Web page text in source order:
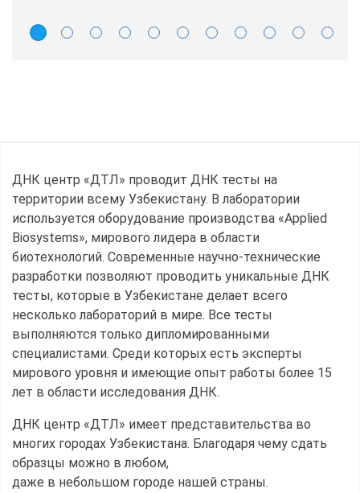
ДНК центр «ДТЛ» проводит ДНК тесты на
территории всему Узбекистану. В лаборатории
используется оборудование производства «Applied
Biosystems», мирового лидера в области
биотехнологий. Современные научно-технические
разработки позволяют проводить уникальные ДНК
тесты, которые в Узбекистане делает всего
несколько лабораторий в мире. Все тесты
выполняются только дипломированными
специалистами. Среди которых есть эксперты
мирового уровня и имеющие опыт работы более 15
лет в области исследования ДНК.
ДНК центр «ДТЛ» имеет представительства во
многих городах Узбекистана. Благодаря чему сдать
образцы можно в любом,
даже в небольшом городе нашей страны.